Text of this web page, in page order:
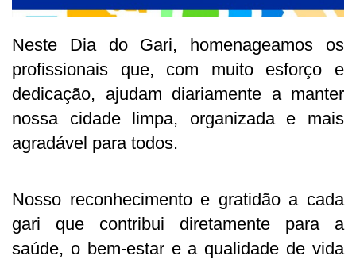
Neste Dia do Gari, homenageamos os
profissionais que, com muito esforço e
dedicação, ajudam diariamente a manter
nossa cidade limpa, organizada e mais
agradável para todos.
Nosso reconhecimento e gratidão a cada
gari que contribui diretamente para a
saúde, o bem-estar e a qualidade de vida